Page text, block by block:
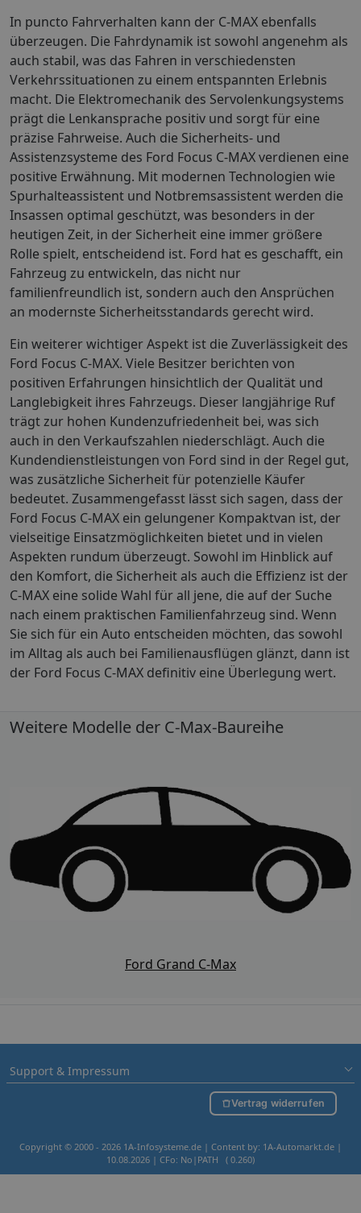
In puncto Fahrverhalten kann der C-MAX ebenfalls
überzeugen. Die Fahrdynamik ist sowohl angenehm als
auch stabil, was das Fahren in verschiedensten
Verkehrssituationen zu einem entspannten Erlebnis
macht. Die Elektromechanik des Servolenkungsystems
prägt die Lenkansprache positiv und sorgt für eine
präzise Fahrweise. Auch die Sicherheits- und
Assistenzsysteme des Ford Focus C-MAX verdienen eine
positive Erwähnung. Mit modernen Technologien wie
Spurhalteassistent und Notbremsassistent werden die
Insassen optimal geschützt, was besonders in der
heutigen Zeit, in der Sicherheit eine immer größere
Rolle spielt, entscheidend ist. Ford hat es geschafft, ein
Fahrzeug zu entwickeln, das nicht nur
familienfreundlich ist, sondern auch den Ansprüchen
an modernste Sicherheitsstandards gerecht wird.
Ein weiterer wichtiger Aspekt ist die Zuverlässigkeit des
Ford Focus C-MAX. Viele Besitzer berichten von
positiven Erfahrungen hinsichtlich der Qualität und
Langlebigkeit ihres Fahrzeugs. Dieser langjährige Ruf
trägt zur hohen Kundenzufriedenheit bei, was sich
auch in den Verkaufszahlen niederschlägt. Auch die
Kundendienstleistungen von Ford sind in der Regel gut,
was zusätzliche Sicherheit für potenzielle Käufer
bedeutet. Zusammengefasst lässt sich sagen, dass der
Ford Focus C-MAX ein gelungener Kompaktvan ist, der
vielseitige Einsatzmöglichkeiten bietet und in vielen
Aspekten rundum überzeugt. Sowohl im Hinblick auf
den Komfort, die Sicherheit als auch die Effizienz ist der
C-MAX eine solide Wahl für all jene, die auf der Suche
nach einem praktischen Familienfahrzeug sind. Wenn
Sie sich für ein Auto entscheiden möchten, das sowohl
im Alltag als auch bei Familienausflügen glänzt, dann ist
der Ford Focus C-MAX definitiv eine Überlegung wert.
Weitere Modelle der C-Max-Baureihe
Ford Grand C-Max
Support & Impressum
Vertrag widerrufen
Copyright © 2000 - 2026 1A-Infosysteme.de | Content by: 1A-Automarkt.de |
10.08.2026 | CFo: No|PATH ( 0.260)